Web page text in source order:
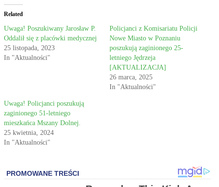
Related
Uwaga! Poszukiwany Jarosław P.
Oddalił się z placówki medycznej
25 listopada, 2023
In "Aktualności"
Policjanci z Komisariatu Policji
Nowe Miasto w Poznaniu
poszukują zaginionego 25-
letniego Jędrzeja
[AKTUALIZACJA]
26 marca, 2025
In "Aktualności"
Uwaga! Policjanci poszukują
zaginionego 51-letniego
mieszkańca Mszany Dolnej.
25 kwietnia, 2024
In "Aktualności"